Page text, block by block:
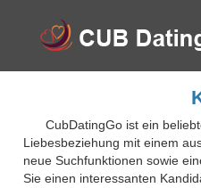
CubDatingGo ist ein
Liebesbeziehung mit einem
neue Suchfunktionen sowie
Sie einen interessanten